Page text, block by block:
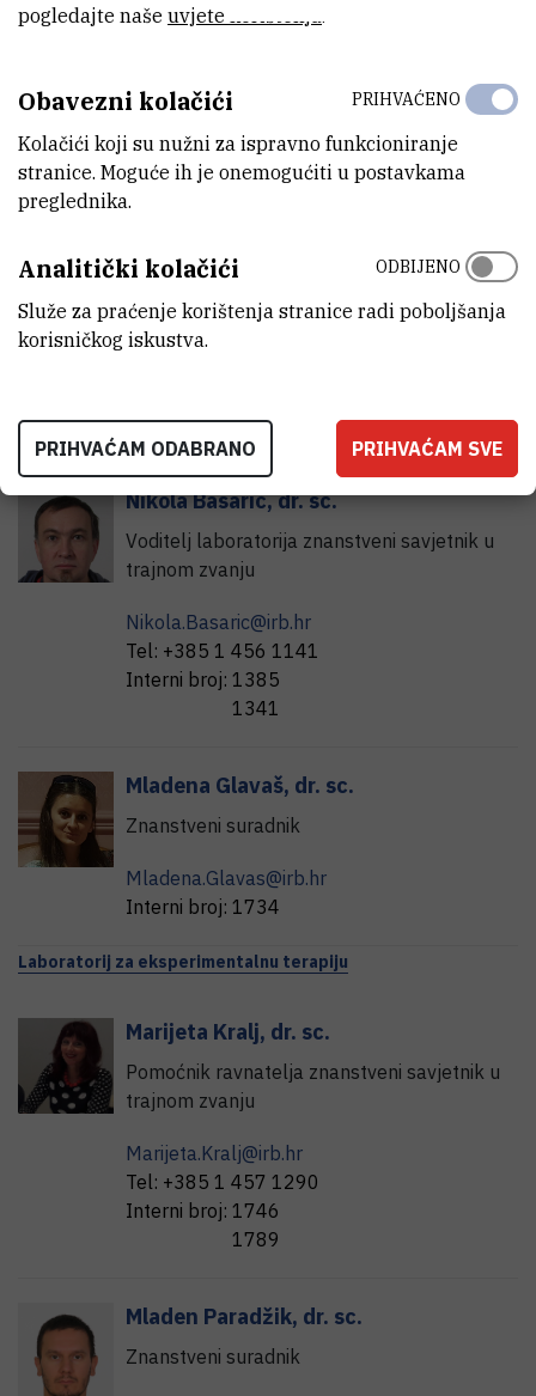
trajnom zvanju
Tel: +385 1 457 1290
Interni broj:
1746
1789
MD Administrator projekta
mdragoj@irb.hr
Laboratorij za sintetsku organsku kemiju
NikolaBasarić,dr. sc.
Voditelj laboratorija znanstveni savjetnik u
trajnom zvanju
Nikola.Basaric@irb.hr
Tel: +385 1 456 1141
Interni broj: 1385
1341
Mladena Glavaš, dr. sc.
Znanstveni suradnik
Mladena.Glavas@irb.hr
Interni broj: 1734
Laboratorij za eksperimentalnu terapiju
Marijeta Kralj, dr. sc.
Pomoćnik ravnatelja znanstveni savjetnik u
trajnom zvanju
Marijeta.Kralj@irb.hr
Tel: +385 1 457 1290
Interni broj: 1746
1789
Mladen Paradžik, dr. sc.
Znanstveni suradnik
pogledajte naše uvjete korištenja
Obavezni kolačići
Kolačići koji su nužni za ispravno funkcioniranje
stranice. Moguće ih je onemogućiti u postavkama
preglednika.
PRIHVAĆENO
Analitički kolačići
Služe za praćenje korištenja stranice radi poboljšanja
korisničkog iskustva.
ODBIJENO
PRIHVAĆAM ODABRANO PRIHVAĆAM SVE